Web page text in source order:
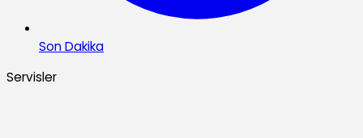
Son Dakika
Servisler